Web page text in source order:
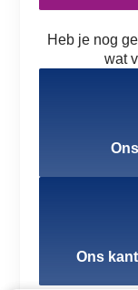
Heb je nog
wat
Ons